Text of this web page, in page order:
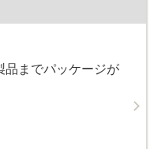
品までパッケージが